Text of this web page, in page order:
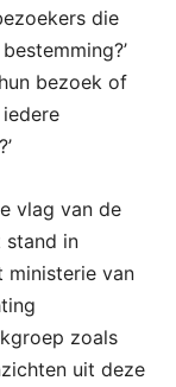
die
bezoek of
?’
vlag van de
stand in
ministerie van
zoals
uit deze